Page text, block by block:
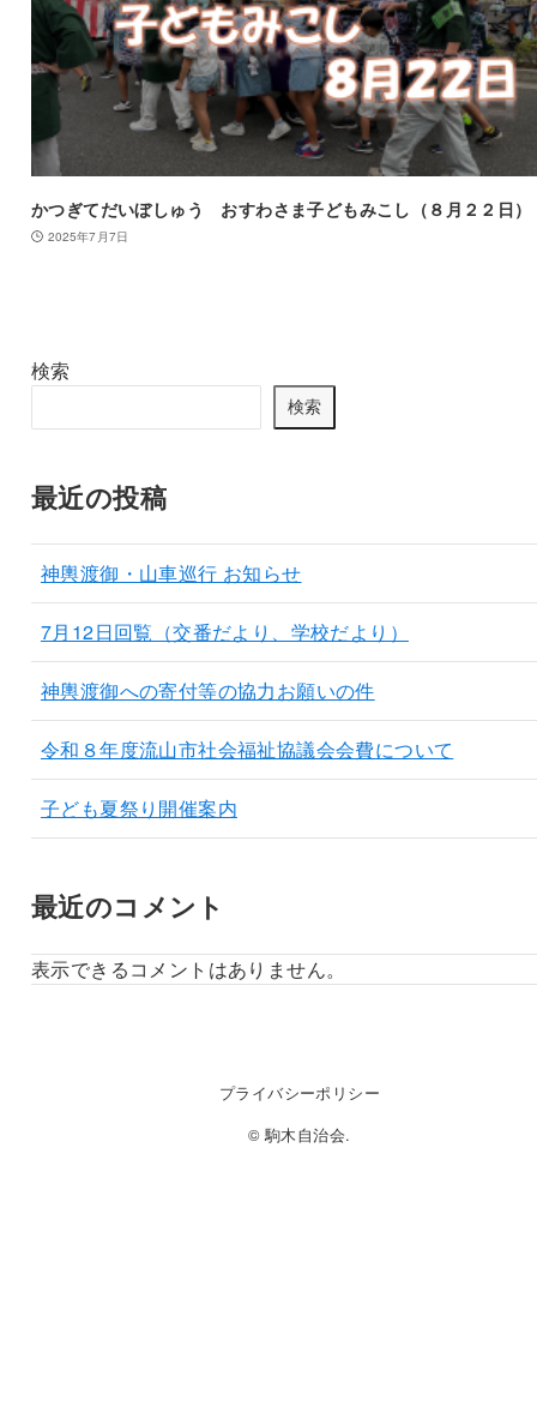
かつぎてだいぼしゅう おすわさま子どもみこし（８月２２日）
2025年7月7日
検索
検索
最近の投稿
神輿渡御・山車巡行 お知らせ
7月12日回覧（交番だより、学校だより）
神輿渡御への寄付等の協力お願いの件
令和８年度流山市社会福祉協議会会費について
子ども夏祭り開催案内
最近のコメント
表示できるコメントはありません。
プライバシーポリシー
© 駒木自治会.